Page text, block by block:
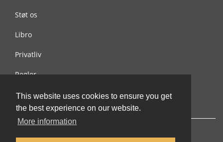
This website uses cookies to ensure you get
the best experience on our website.
More information
Støt os
Libro
Privatliv
Regler
Kontakt os